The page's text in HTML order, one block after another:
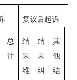
复议后起诉
总
计
结
果
维
结
果
纠
其
他
结